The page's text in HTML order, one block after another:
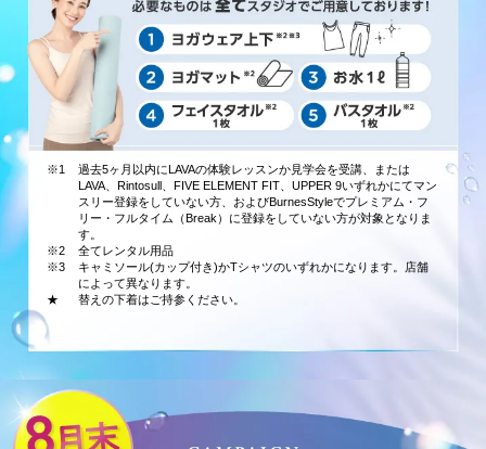
※1
過去5ヶ月以内にLAVAの体験レッスンか見学会を受講、または
LAVA、Rintosull、FIVE ELEMENT FIT、UPPER 9いずれかにてマン
スリー登録をしていない方、およびBurnesStyleでプレミアム・フ
リー・フルタイム（Break）に登録をしていない方が対象となりま
す。
※2
全てレンタル用品
※3
キャミソール(カップ付き)かTシャツのいずれかになります。店舗
によって異なります。
★
替えの下着はご持参ください。